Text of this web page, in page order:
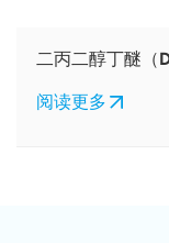
二丙二醇丁醚（
阅读更多